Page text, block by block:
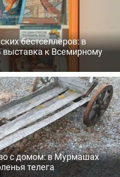
бестселлеров: в
к Всемирному
с домом: в Мурмашах
телега